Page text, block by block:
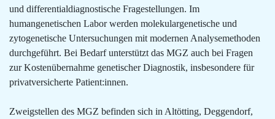
und differentialdiagnostische Fragestellungen. Im
humangenetischen Labor werden molekulargenetische und
zytogenetische Untersuchungen mit modernen Analysemethoden
durchgeführt. Bei Bedarf unterstützt das MGZ auch bei Fragen
zur Kostenübernahme genetischer Diagnostik, insbesondere für
privatversicherte Patient:innen.
Zweigstellen des MGZ befinden sich in Altötting, Deggendorf,